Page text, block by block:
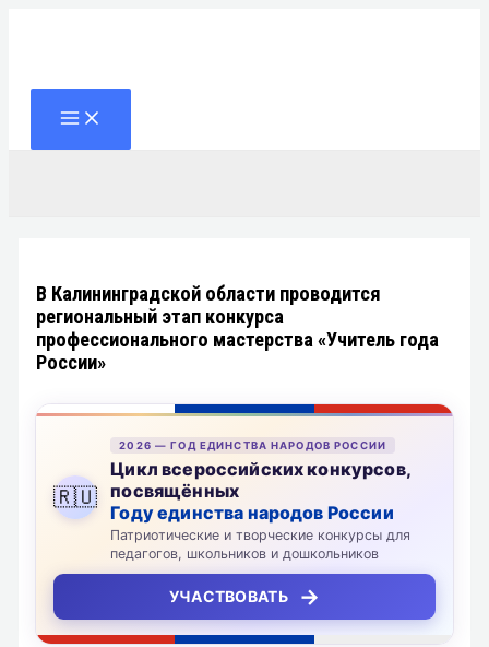
В Калининградской области проводится
региональный этап конкурса
профессионального мастерства «Учитель года
России»
🇷🇺
2026 — ГОД ЕДИНСТВА НАРОДОВ РОССИИ
Цикл всероссийских конкурсов,
посвящённых
Году единства народов России
Патриотические и творческие конкурсы для
педагогов, школьников и дошкольников
УЧАСТВОВАТЬ →